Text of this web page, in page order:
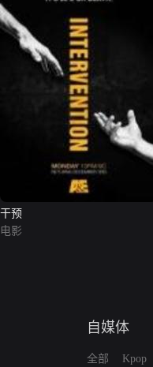
干预
电影
自媒体
全部
Kpop